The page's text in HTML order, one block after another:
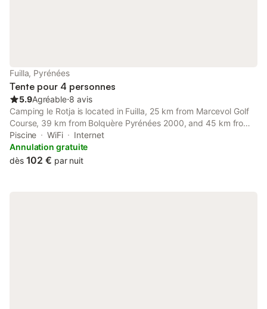
Fuilla, Pyrénées
Tente pour 4 personnes
5.9Agréable⋅8 avis
Camping le Rotja is located in Fuilla, 25 km from Marcevol Golf
Course, 39 km from Bolquère Pyrénées 2000, and 45 km from
Les Angles. The accommodation provides free WiFi throughout
the property, as well as a terrace and a restaurant.
Piscine WiFi
Internet
Annulation gratuite
dès 102 € par nuit